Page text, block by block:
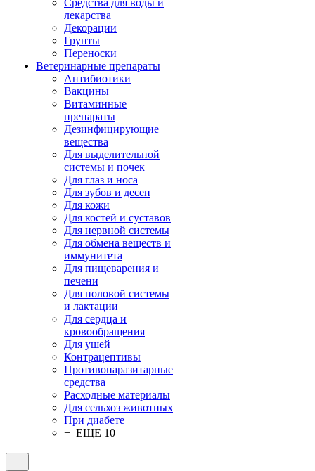
Средства для воды и
лекарства
Декорации
Грунты
Переноски
Ветеринарные препараты
Антибиотики
Вакцины
Витаминные
препараты
Дезинфицирующие
вещества
Для выделительной
системы и почек
Для глаз и носа
Для зубов и десен
Для кожи
Для костей и суставов
Для нервной системы
Для обмена веществ и
иммунитета
Для пищеварения и
печени
Для половой системы
и лактации
Для сердца и
кровообращения
Для ушей
Контрацептивы
Противопаразитарные
средства
Расходные материалы
Для сельхоз животных
При диабете
+ ЕЩЕ 10